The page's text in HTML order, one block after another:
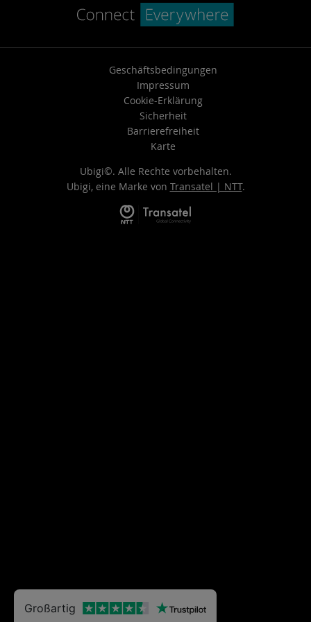
Geschäftsbedingungen
Impressum
Cookie-Erklärung
Sicherheit
Barrierefreiheit
Karte
Ubigi©. Alle Rechte vorbehalten.
Ubigi, eine Marke von Transatel | NTT.
Großartig